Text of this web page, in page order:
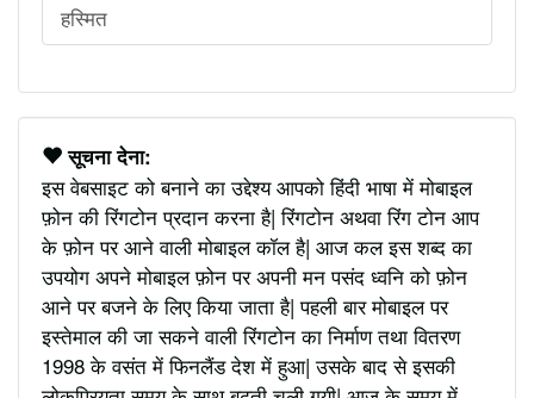
हस्मित
सूचना देना:
इस वेबसाइट को बनाने का उद्देश्य आपको हिंदी भाषा में मोबाइल
फ़ोन की रिंगटोन प्रदान करना है| रिंगटोन अथवा रिंग टोन आप
के फ़ोन पर आने वाली मोबाइल कॉल है| आज कल इस शब्द का
उपयोग अपने मोबाइल फ़ोन पर अपनी मन पसंद ध्वनि को फ़ोन
आने पर बजने के लिए किया जाता है| पहली बार मोबाइल पर
इस्तेमाल की जा सकने वाली रिंगटोन का निर्माण तथा वितरण
1998 के वसंत में फिनलैंड देश में हुआ| उसके बाद से इसकी